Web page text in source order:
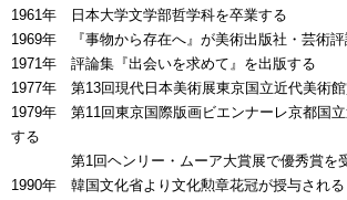
1961年 日本大学文学部哲学科を卒業する
1969年 『事物から存在へ』が美術出版社・芸術評
1971年 評論集『出会いを求めて』を出版する
1977年 第13回現代日本美術展東京国立近代美術
1979年 第11回東京国際版画ビエンナーレ京都国
する
第1回ヘンリー・ムーア大賞展で優秀賞を
1990年 韓国文化省より文化勲章花冠が授与される